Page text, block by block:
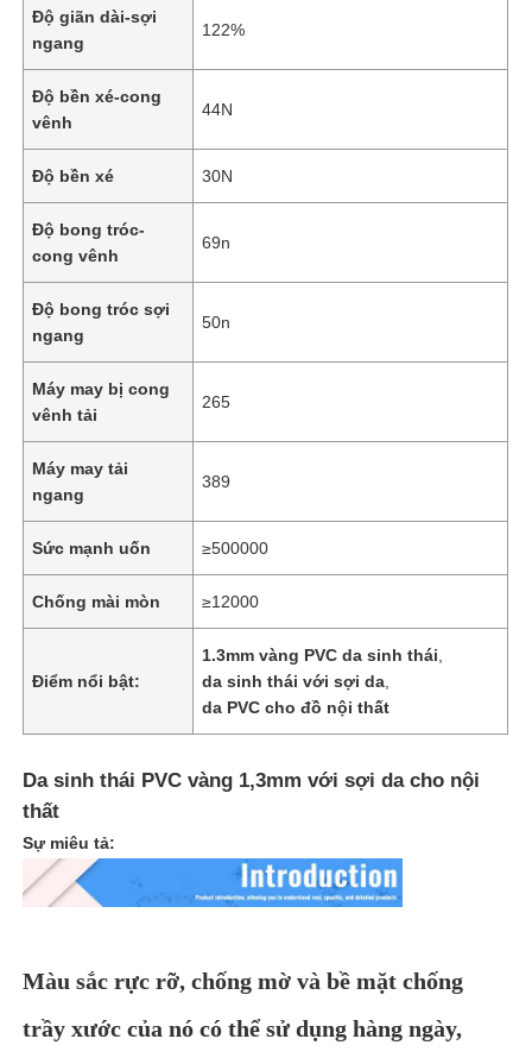
Các sản phẩm
Video
Về chúng tôi
Tham quan nhà máy
Tin tức
Các vụ án
Độ giãn dài-sợi
ngang
122%
Độ bền xé-cong
vênh
44N
Độ bền xé 30N
Độ bong tróc-
cong vênh
69n
Độ bong tróc sợi
ngang
50n
Máy may bị cong
vênh tải
265
Máy may tải
ngang
389
Sức mạnh uốn ≥500000
Chống mài mòn ≥12000
Điểm nổi bật:
1.3mm vàng PVC da sinh thái
da sinh thái với sợi da
da PVC cho đồ nội thất
Da sinh thái PVC vàng 1,3mm với sợi da cho nội
thất
Sự miêu tả:
Màu sắc rực rỡ, chống mờ và bề mặt chống
trầy xước của nó có thể sử dụng hàng ngày,